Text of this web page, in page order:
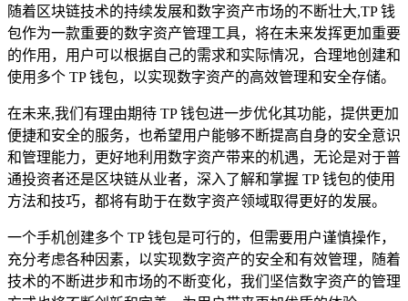
随着区块链技术的持续发展和数字资产市场的不断壮大,TP 钱
包作为一款重要的数字资产管理工具，将在未来发挥更加重要
的作用，用户可以根据自己的需求和实际情况，合理地创建和
使用多个 TP 钱包，以实现数字资产的高效管理和安全存储。
在未来,我们有理由期待 TP 钱包进一步优化其功能，提供更加
便捷和安全的服务，也希望用户能够不断提高自身的安全意识
和管理能力，更好地利用数字资产带来的机遇，无论是对于普
通投资者还是区块链从业者，深入了解和掌握 TP 钱包的使用
方法和技巧，都将有助于在数字资产领域取得更好的发展。
一个手机创建多个 TP 钱包是可行的，但需要用户谨慎操作，
充分考虑各种因素，以实现数字资产的安全和有效管理，随着
技术的不断进步和市场的不断变化，我们坚信数字资产的管理